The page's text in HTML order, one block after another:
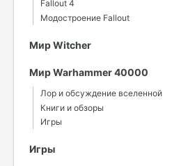
Fallout 4
Модостроение Fallout
Мир Witcher
Мир Warhammer 40000
Лор и обсуждение вселенной
Книги и обзоры
Игры
Игры